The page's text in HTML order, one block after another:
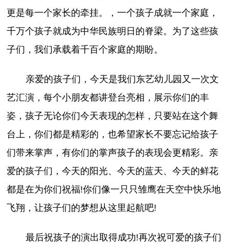
更是每一个家长的牵挂。，一个孩子成就一个家庭，
千万个孩子就成为中华民族明日的脊梁。为了这些孩
子们，我们承载着千百个家庭的期盼。
亲爱的孩子们，今天是我们东艺幼儿园又一次文
艺汇演，每个小朋友都讲登台亮相，展示你们的丰
姿，孩子无论你们今天表现的怎样，只要站在这个舞
台上，你们都是精彩的，也希望家长不要忘记给孩子
们带来掌声，有你们的掌声孩子的表现会更精彩。亲
爱的孩子们，今天的阳光、今天的蓝天、今天的鲜花
都是在为你们祝福!你们像一只只雏鹰在天空中快乐地
飞翔，让孩子们的梦想从这里起航吧!
最后祝孩子的演出取得成功!再次祝可爱的孩子们